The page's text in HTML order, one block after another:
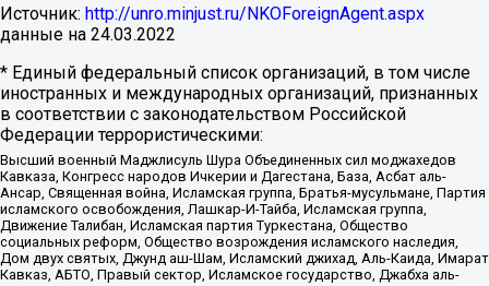
Источник: http://unro.minjust.ru/NKOForeignAgent.aspx
данные на 24.03.2022
* Единый федеральный список организаций, в том числе
иностранных и международных организаций, признанных
в соответствии с законодательством Российской
Федерации террористическими:
Высший военный Маджлисуль Шура Объединенных сил моджахедов
Кавказа, Конгресс народов Ичкерии и Дагестана, База, Асбат аль-
Ансар, Священная война, Исламская группа, Братья-мусульмане, Партия
исламского освобождения, Лашкар-И-Тайба, Исламская группа,
Движение Талибан, Исламская партия Туркестана, Общество
социальных реформ, Общество возрождения исламского наследия,
Дом двух святых, Джунд аш-Шам, Исламский джихад, Аль-Каида, Имарат
Кавказ, АБТО, Правый сектор, Исламское государство, Джабха аль-